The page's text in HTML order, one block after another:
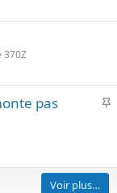
370Z
I
r
pas
Voir plus…